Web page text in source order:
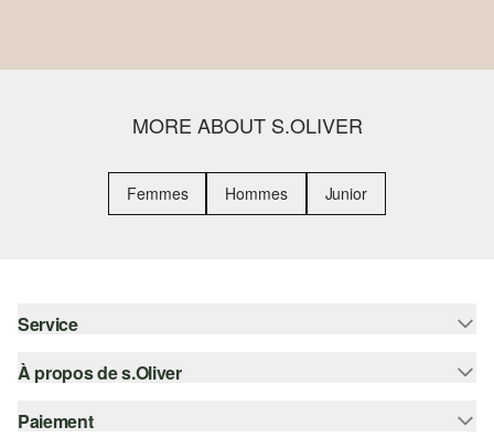
MORE ABOUT S.OLIVER
Femmes Hommes Junior
Service
Aide - FAQ
Guide des tailles
À propos de s.Oliver
S'abonner à la Newsletter
Paiement